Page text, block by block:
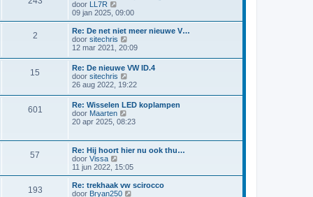
h
t
e
r
i
c
h
t
t
s
e
b
e
r
i
c
h
a
t
e
r
i
door LL7R
e
k
i
k
a
a
s
t
e
b
e
c
h
t
09 jan 2025, 09:00
2
Re: De net niet meer nieuwe V…
door sitechris
e
i
j
k
l
a
a
s
e
b
e
r
i
h
12 mar 2021, 20:09
15
Re: De nieuwe VW ID.4
door sitechris
e
i
j
k
l
a
t
t
e
b
e
26 aug 2022, 19:22
601
Re: Wisselen LED koplampen
door Maarten
e
j
k
l
a
a
t
20 apr 2025, 08:23
57
Re: Hij hoort hier nu ook thu…
door Vissa
e
k
j
11 jun 2022, 15:05
193
Re: trekhaak vw scirocco
door Bryan250